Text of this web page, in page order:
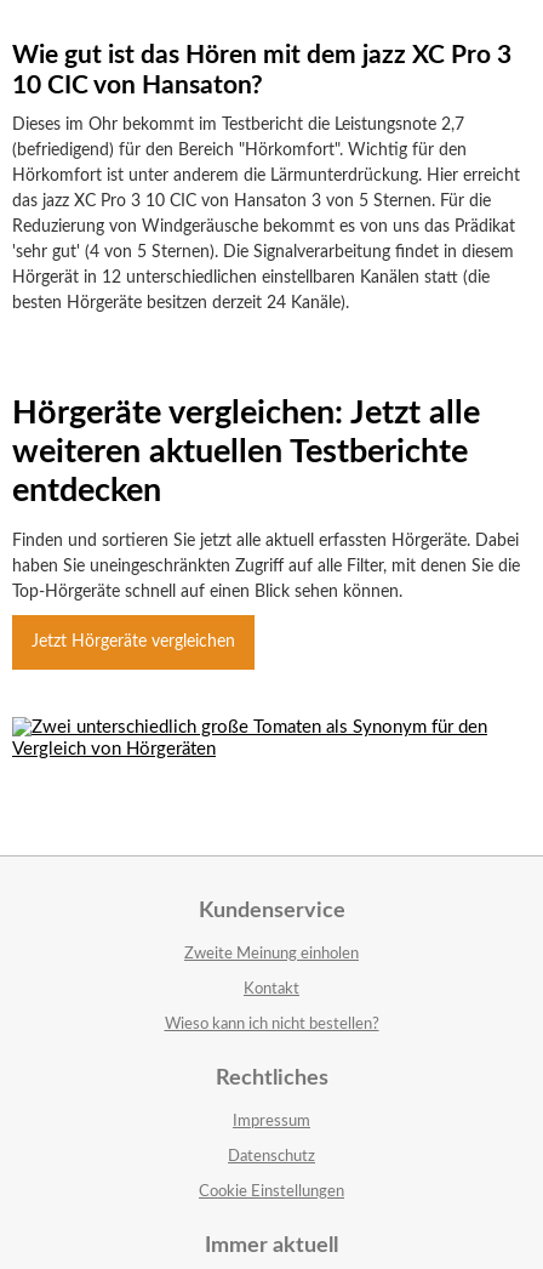
Wie gut ist das Hören mit dem jazz XC Pro 3
10 CIC von Hansaton?
Dieses im Ohr bekommt im Testbericht die Leistungsnote 2,7
(befriedigend) für den Bereich "Hörkomfort". Wichtig für den
Hörkomfort ist unter anderem die Lärmunterdrückung. Hier erreicht
das jazz XC Pro 3 10 CIC von Hansaton 3 von 5 Sternen. Für die
Reduzierung von Windgeräusche bekommt es von uns das Prädikat
'sehr gut' (4 von 5 Sternen). Die Signalverarbeitung findet in diesem
Hörgerät in 12 unterschiedlichen einstellbaren Kanälen statt (die
besten Hörgeräte besitzen derzeit 24 Kanäle).
Hörgeräte vergleichen: Jetzt alle
weiteren aktuellen Testberichte
entdecken
Finden und sortieren Sie jetzt alle aktuell erfassten Hörgeräte. Dabei
haben Sie uneingeschränkten Zugriff auf alle Filter, mit denen Sie die
Top-Hörgeräte schnell auf einen Blick sehen können.
Jetzt Hörgeräte vergleichen
Kundenservice
Zweite Meinung einholen
Kontakt
Wieso kann ich nicht bestellen?
Rechtliches
Impressum
Datenschutz
Cookie Einstellungen
Immer aktuell